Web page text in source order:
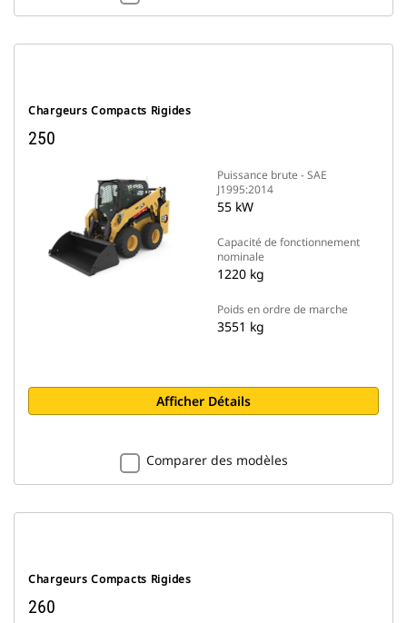
Chargeurs Compacts Rigides
250
Puissance brute - SAE
J1995:2014
55 kW
Capacité de fonctionnement
nominale
1220 kg
Poids en ordre de marche
3551 kg
Afficher Détails
Comparer des modèles
Chargeurs Compacts Rigides
260